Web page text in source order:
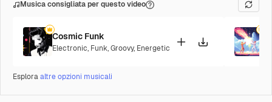
Musica consigliata per questo video
Cosmic Funk
Electronic, Funk,Groovy, Energetic
Esploraaltre opzioni musicali